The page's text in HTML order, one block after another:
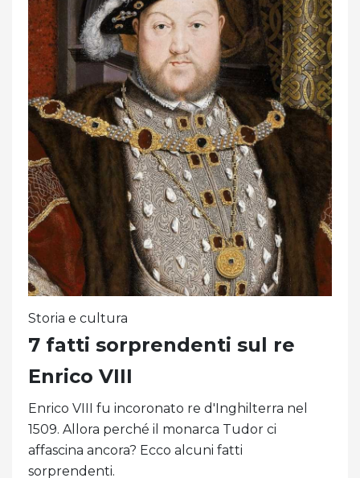
Storia e cultura
7 fatti sorprendenti sul re
Enrico VIII
Enrico VIII fu incoronato re d'Inghilterra nel
1509. Allora perché il monarca Tudor ci
affascina ancora? Ecco alcuni fatti
sorprendenti.